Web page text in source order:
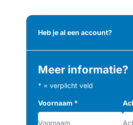
Heb je al een account?
Meer informatie?
* = verplicht veld
Voornaam *